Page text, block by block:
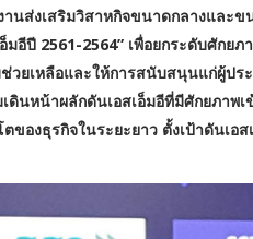
นส่งเสริมวิสาหกิจขนาดกลางและ
อีปี 2561-2564” เพื่อยกระดับศักย
วยเหลือและให้การสนับสนุนแก่ผู้ปร
นหน้าผลักดันเอสเอ็มอีที่มีศักยภาพ
ตของธุรกิจในระยะยาว ตั้งเป้าดันเ